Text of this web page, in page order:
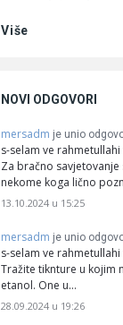
Više
NOVI ODGOVORI
mersadm je unio
s-selam ve
Za bračno
nekome koga lično
13.10.2024 u 15:25
mersadm je unio
s-selam ve
Tražite tiknture u kojim
etanol. One u…
28.09.2024 u 19:26